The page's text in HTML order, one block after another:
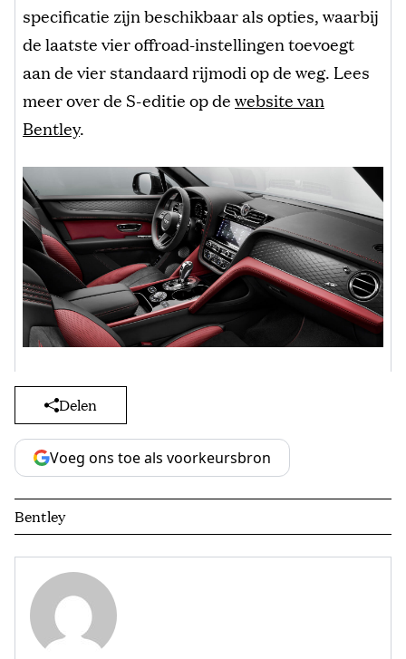
specificatie zijn beschikbaar als opties, waarbij
de laatste vier offroad-instellingen toevoegt
aan de vier standaard rijmodi op de weg. Lees
meer over de S-editie op dewebsite van
Bentley.
Delen
Voeg ons toe als voorkeursbron
Bentley